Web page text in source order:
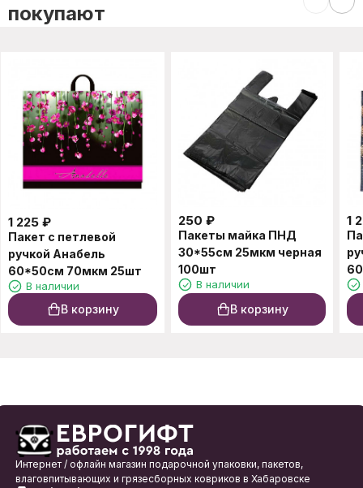
покупают
1 225 ₽
Пакет с петлевой
ручкой Анабель
60*50см 70мкм 25шт
В наличии
В корзину
250 ₽
Пакеты майка ПНД
30*55см 25мкм черная
100шт
В наличии
В корзину
1
Интернет / офлайн магазин подарочной упаковки, пакетов,
влаговпитывающих и грязесборных ковриков в Хабаровске